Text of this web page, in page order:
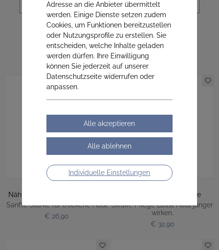
Hautpflege
Nährende Weizenkeim-Creme
Sanfte Stärke für trockene Haut
€ 26,90
Straffende Körpercreme
Strafft. Pflegt. Lässt Haut jünger
wirken.
€ 32,90
Adresse an die Anbieter übermittelt
werden. Einige Dienste setzen zudem
Cookies, um Funktionen bereitzustellen
oder Nutzungsprofile zu erstellen. Sie
entscheiden, welche Inhalte geladen
werden dürfen. Ihre Einwilligung
können Sie jederzeit auf unserer
Datenschutzseite widerrufen oder
anpassen.
Individuelle Einstellungen